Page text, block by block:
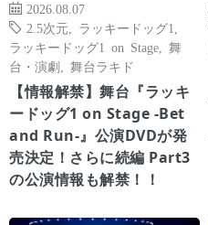
2026.08.07
2.5次元
ラッキードッグ1
ラッキードッグ1 on Stage
舞
台・演劇
舞台ラキド
【情報解禁】舞台『ラッキ
ードッグ1 on Stage -Bet
and Run-』公演DVDが発
売決定！さらに続編 Part3
の公演情報も解禁！！